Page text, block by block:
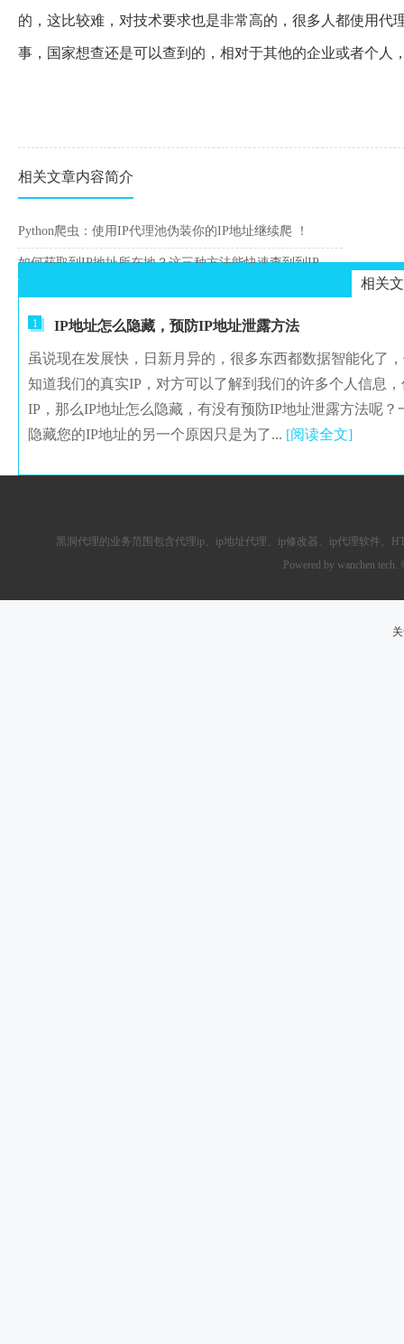
的，这比较难，对技术要求也是非常高的，很多人都使用代
事，国家想查还是可以查到的，相对于其他的企业或者个人
相关文章内容简介
Python爬虫：使用IP代理池伪装你的IP地址继续爬 ！
如何获取到IP地址所在地？这三种方法能快速查到到IP归属地
相关
1 IP地址怎么隐藏，预防IP地址泄露方法
虽说现在发展快，日新月异的，很多东西都数据智能化了
知道我们的真实IP，对方可以了解到我们的许多个人信息
IP，那么IP地址怎么隐藏，有没有预防IP地址泄露方法呢
隐藏您的IP地址的另一个原因只是为了... [阅读全文]
黑洞代理的业务范围包含代理ip 、ip地址代理、ip修改器、 ip代理软件
Powered by wanchen